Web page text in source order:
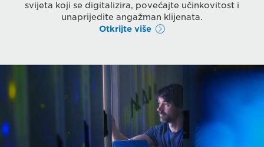
svijeta koji se digitalizira, povećajte učinkovitost i
unaprijedite angažman klijenata.
Otkrijte više